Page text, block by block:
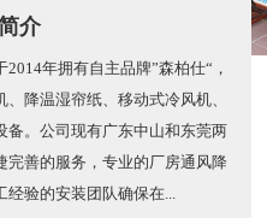
介
年拥有自主品牌”森柏仕“，
降温湿帘纸、移动式冷风机、
备。公司现有广东中山和东莞两
完善的服务，专业的厂房通风降
验的安装团队确保在...